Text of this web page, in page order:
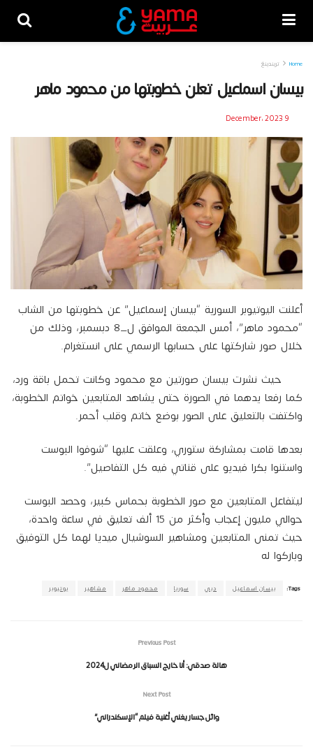
Home تريندينغ
بيسان اسماعيل تعلن خطوبتها من محمود ماهر
9 December، 2023
أعلنت اليوتيوبر السورية “بيسان إسماعيل” عن خطوبتها من الشاب
“محمود ماهر”، أمس الجمعة الموافق ل_8 دبسمبر، وذلك من
خلال صور شاركتها على حسابها الرسمي على انستغرام.
حيث نشرت بيسان صورتين مع محمود وكانت تحمل باقة ورد،
كما رفعا يدهما في الصورة حتى يشاهد المتابعين خواتم الخطوبة،
واكتفت بالتعليق على الصور بوضع خاتم وقلب أحمر.
بعدها قامت بمشاركة ستوري، وعلقت عليها “شوفوا البوست
واستنوا بكرا فيديو على قناتي فيه كل التفاصيل”.
ليتفاعل المتابعين مع صور الخطوبة بحماس كبير، وحصد البوست
حوالي مليون إعجاب وأكثر من 15 ألف تعليق في ساعة واحدة،
حيث تمنى المتابعين ومشاهير السوشيال ميديا لهما كل التوفيق
وباركوا له
Tags: بيسان اسماعيل دبي سوريا محمود ماهر مشاهير يوتيوبر
Previous Post
هالة صدقي: أنا خارج السباق الرمضاني ل2024
Next Post
وائل جسار يغني أغنية فيلم “الإسكندراني”